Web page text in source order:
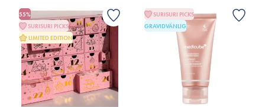
55%
SURISURI PICKS
LIMITED EDITION
SURISURI PICKS
GRAVIDVÄNLIG